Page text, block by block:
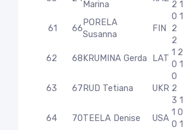
Marina
2 1
61 66
PORELA
Susanna
FIN
0 1
2
2
62 68 KRUMINA Gerda LAT
1 2
0 1
63 67 RUD Tetiana UKR
0
2
3 1
64 70TEELA Denise USA
1 0
0 1